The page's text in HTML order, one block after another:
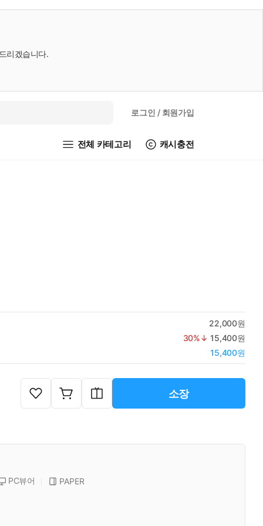
리겠습니다.
로그인 / 회원가입
전체 카테고리 캐시충전
22,000원
30%↓ 15,400원
15,400원
소장
PC뷰어 PAPER